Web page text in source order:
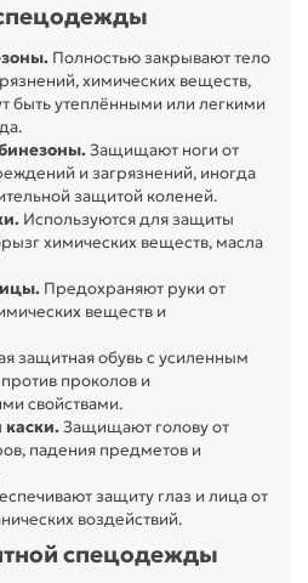
Полностью закрывают тело
химических веществ,
быть утеплёнными или легкими
Защищают ноги от
и загрязнений, иногда
защитой коленей.
Используются для защиты
химических веществ, масла
Предохраняют руки от
веществ и
защитная обувь с усиленным
проколов и
свойствами.
каски.Защищают голову от
падения предметов и
защиту глаз и лица от
воздействий.
спецодежды